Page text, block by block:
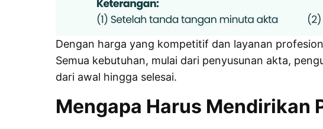
Dengan harga yang kompetitif dan layanan
Semua kebutuhan, mulai dari penyusunan akta,
dari awal hingga selesai.
Mengapa Harus Mendirikan